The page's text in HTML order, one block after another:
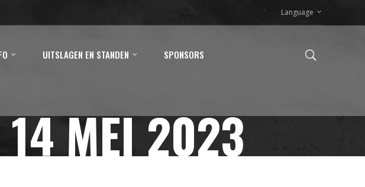
Language
UITSLAGEN EN STANDEN SPONSORS
14 MEI 2023